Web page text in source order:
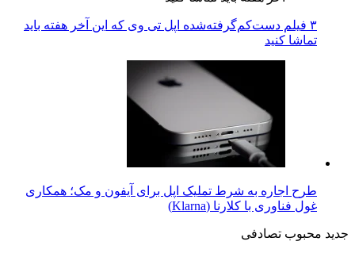
۳ فیلم دست‌کم‌گرفته‌شده اپل تی وی که این آخر هفته باید
تماشا کنید
طرح اجاره به شرط تملیک اپل برای آیفون و مک؛ همکاری
غول فناوری با کلارنا (Klarna)
جدید محبوب تصادفی